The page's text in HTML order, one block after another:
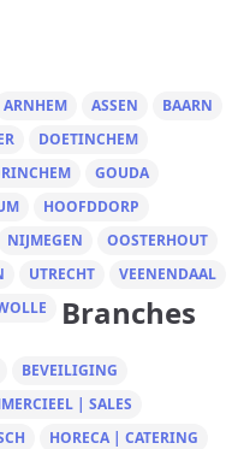
ARNHEM ASSEN
BAARN
DOETINCHEM
GOUDA
HOOFDDORP
NIJMEGEN
OOSTERHOUT
UTRECHT
VEENENDAAL
Branches
BEVEILIGING
| SALES
HORECA | CATERING